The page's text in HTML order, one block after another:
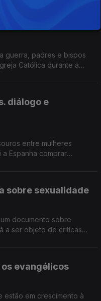
guerra, padres e bispos
Católica durante a
diálogo e
entre mulheres
Espanha comprar
sobre sexualidade
documento sobre
a ser objeto de critícas
os evangélicos
estão em crescimento à